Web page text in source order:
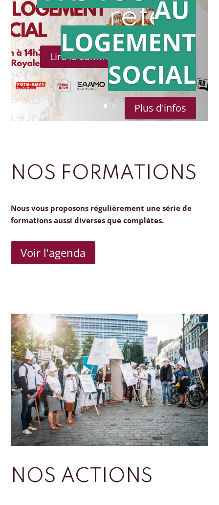
référé
Lire le communiqué de presse
AU
LOGEMENT
SOCIAL
Plus d'infos
NOS FORMATIONS
Nous vous proposons régulièrement une série de
formations aussi diverses que complètes.
Voir l'agenda
NOS ACTIONS